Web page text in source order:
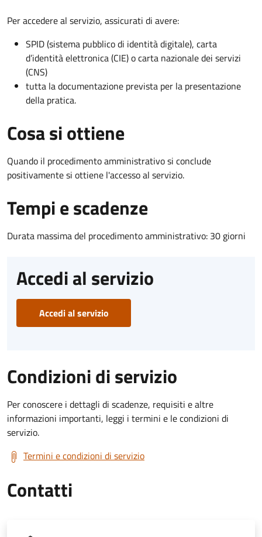
Per accedere al servizio, assicurati di avere:
SPID (sistema pubblico di identità digitale), carta
d’identità elettronica (CIE) o carta nazionale dei servizi
(CNS)
tutta la documentazione prevista per la presentazione
della pratica.
Cosa si ottiene
Quando il procedimento amministrativo si conclude
positivamente si ottiene l'accesso al servizio.
Tempi e scadenze
Durata massima del procedimento amministrativo: 30 giorni
Accedi al servizio
Accedi al servizio
Condizioni di servizio
Per conoscere i dettagli di scadenze, requisiti e altre
informazioni importanti, leggi i termini e le condizioni di
servizio.
Termini e condizioni di servizio
Contatti